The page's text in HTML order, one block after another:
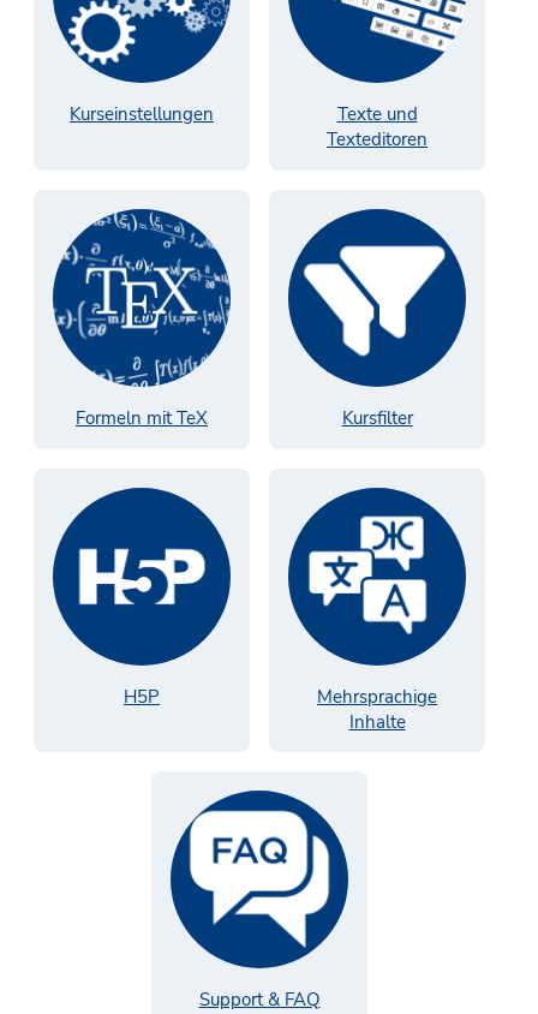
Kurseinstellungen
Texte und
Texteditoren
Formeln mit TeX Kursfilter
H5P
Mehrsprachige
Inhalte
Support & FAQ